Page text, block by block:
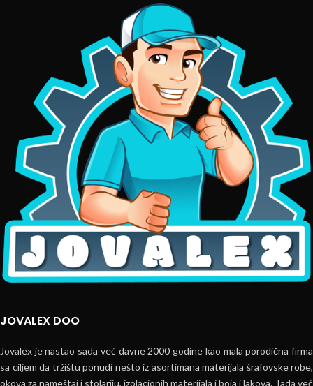
JOVALEX DOO
Jovalex je nastao sada već davne 2000 godine kao mala porodična firma
sa ciljem da tržištu ponudi nešto iz asortimana materijala šrafovske robe,
okova za nameštaj i stolariju, izolacionih materijala i boja i lakova. Tada već